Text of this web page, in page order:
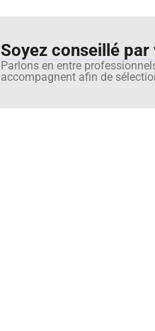
Soyez conseillé par
Parlons en entre
accompagnent afin de